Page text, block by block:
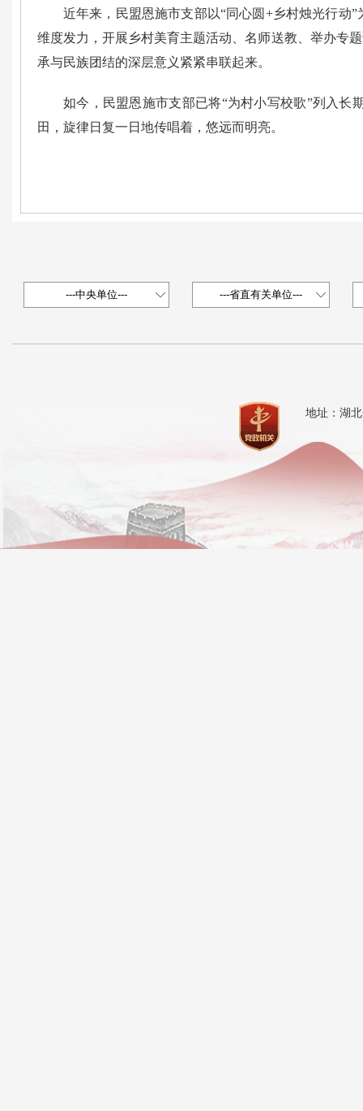
近年来，民盟恩施市支部以“同心圆+乡村烛光行动
维度发力，开展乡村美育主题活动、名师送教、举办专
承与民族团结的深层意义紧紧串联起来。
如今，民盟恩施市支部已将“为村小写校歌”列入
田，旋律日复一日地传唱着，悠远而明亮。
地址：湖